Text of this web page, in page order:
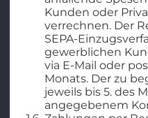
Kunden oder
verrechnen. Der
SEPA-
gewerblichen
via E-Mail oder
Monats. Der zu
jeweils bis 5. des
angegebenem